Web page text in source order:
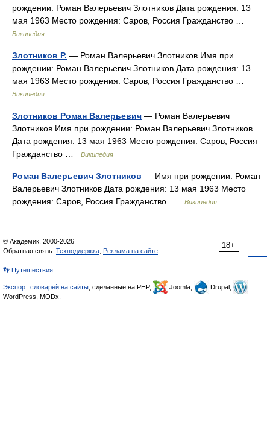
рождении: Роман Валерьевич Злотников Дата рождения: 13
мая 1963 Место рождения: Саров, Россия Гражданство …
Википедия
Злотников Р. — Роман Валерьевич Злотников Имя при
рождении: Роман Валерьевич Злотников Дата рождения: 13
мая 1963 Место рождения: Саров, Россия Гражданство …
Википедия
Злотников Роман Валерьевич — Роман Валерьевич
Злотников Имя при рождении: Роман Валерьевич Злотников
Дата рождения: 13 мая 1963 Место рождения: Саров, Россия
Гражданство …
Википедия
Роман Валерьевич Злотников — Имя при рождении: Роман
Валерьевич Злотников Дата рождения: 13 мая 1963 Место
рождения: Саров, Россия Гражданство …
Википедия
18+
© Академик, 2000-2026
Обратная связь: Техподдержка Реклама на сайте
👣 Путешествия
Экспорт словарей на сайты , сделанные на PHP, Joomla,
Drupal,
WordPress, MODx.